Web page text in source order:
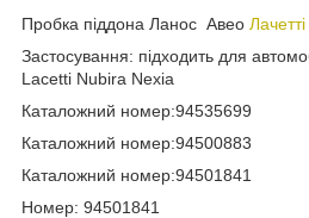
Пробка піддона Ланос Авео Лачетті
Застосування: підходить для
Lacetti Nubira Nexia
Каталожний номер:94535699
Каталожний номер:94500883
Каталожний номер:94501841
Номер: 94501841